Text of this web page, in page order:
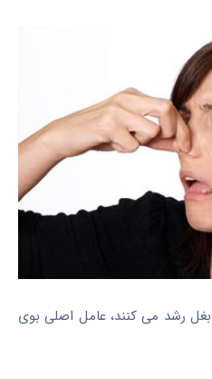
رشد می کنند، عامل اصلی بوی